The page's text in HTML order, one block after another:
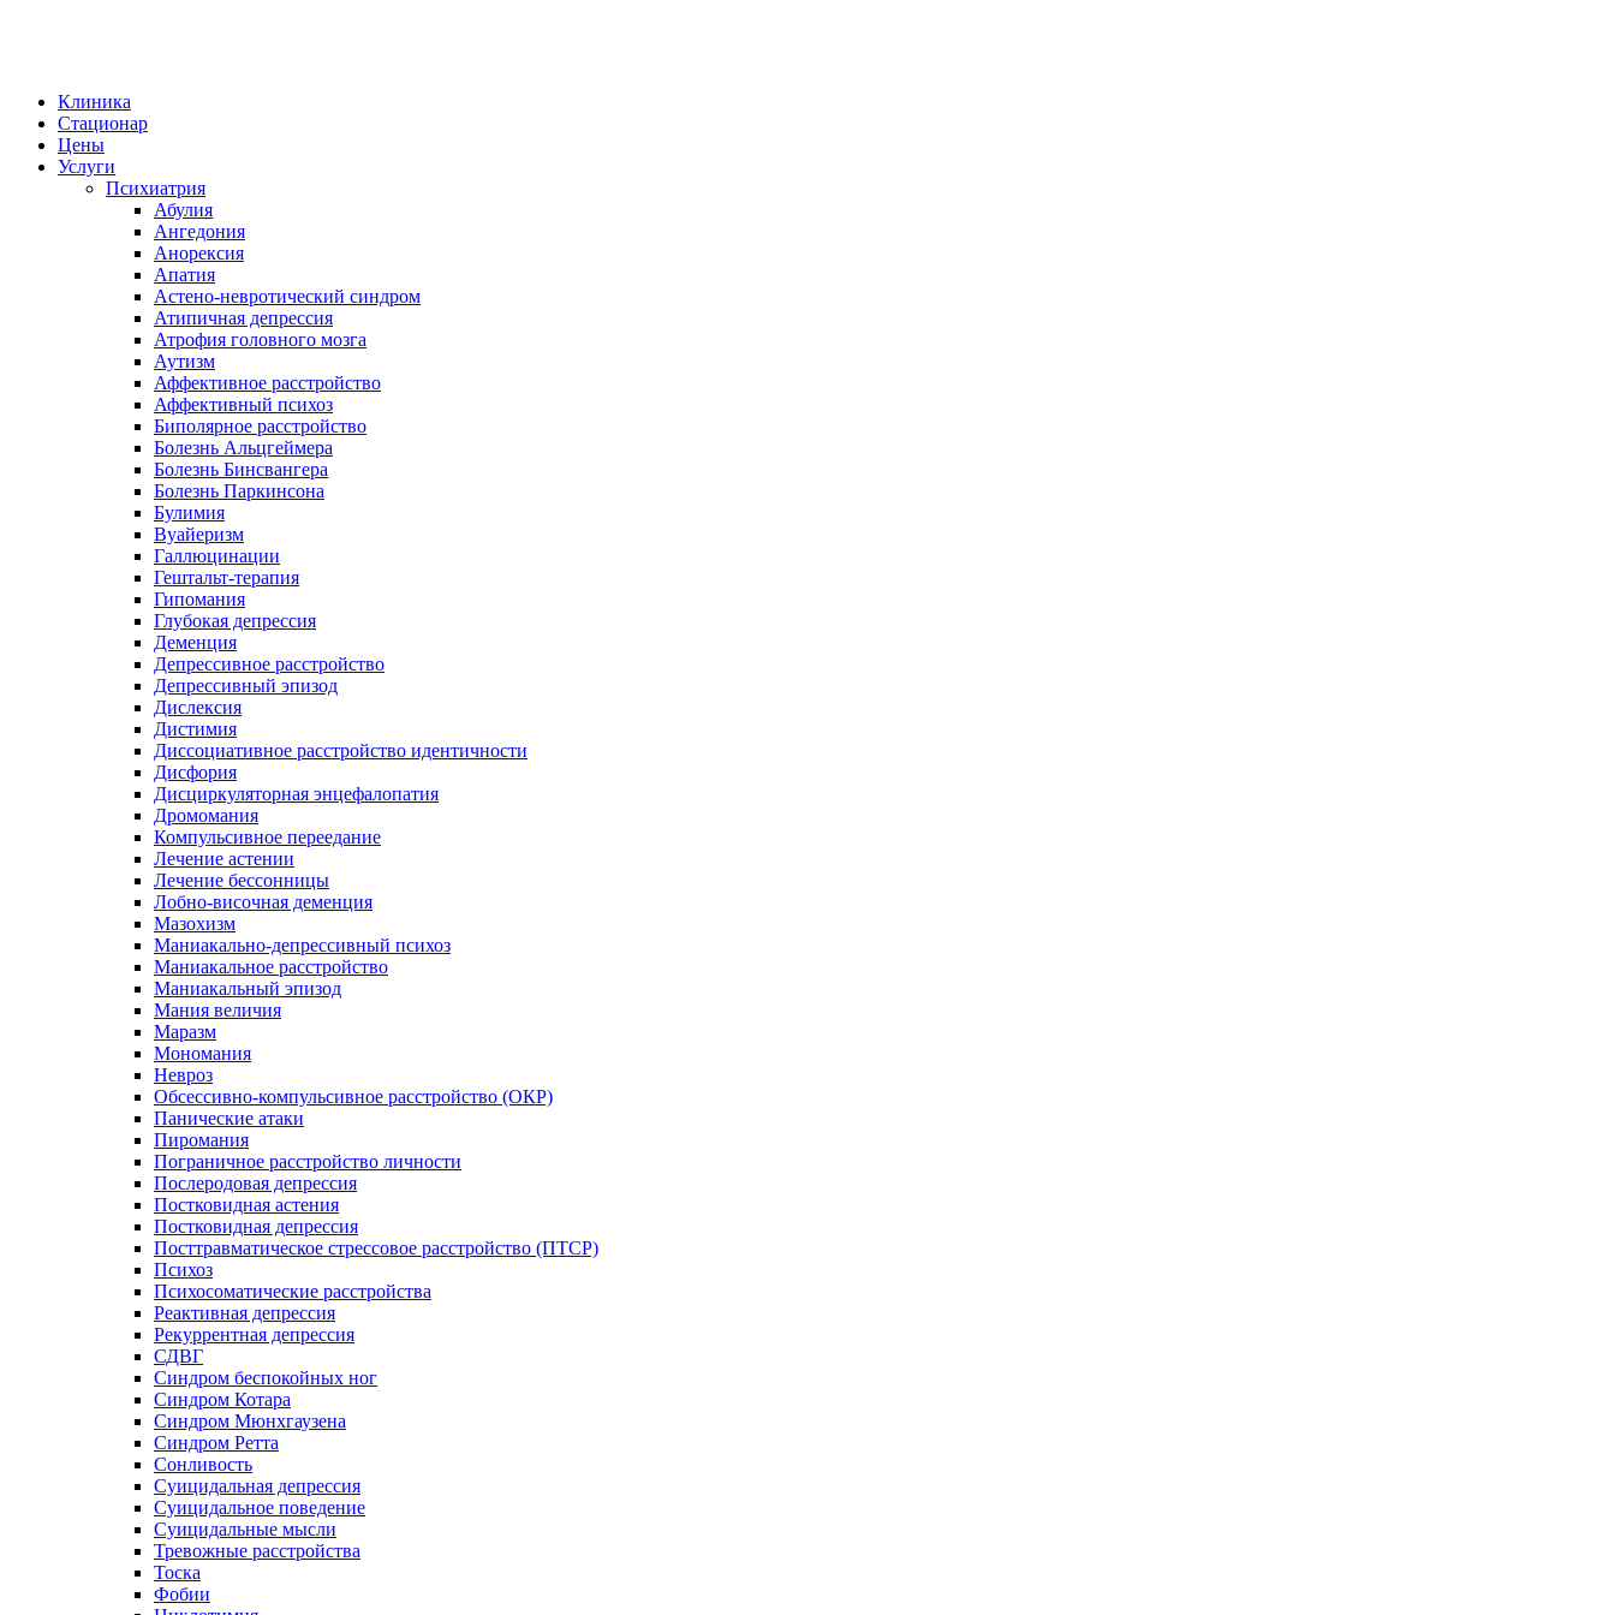
Клиника
Стационар
Цены
Услуги
Психиатрия
Абулия
Ангедония
Анорексия
Апатия
Астено-невротический синдром
Атипичная депрессия
Атрофия головного мозга
Аутизм
Аффективное расстройство
Аффективный психоз
Биполярное расстройство
Болезнь Альцгеймера
Болезнь Бинсвангера
Болезнь Паркинсона
Булимия
Вуайеризм
Галлюцинации
Гештальт-терапия
Гипомания
Глубокая депрессия
Деменция
Депрессивное расстройство
Депрессивный эпизод
Дислексия
Дистимия
Диссоциативное расстройство идентичности
Дисфория
Дисциркуляторная энцефалопатия
Дромомания
Компульсивное переедание
Лечение астении
Лечение бессонницы
Лобно-височная деменция
Мазохизм
Маниакально-депрессивный психоз
Маниакальное расстройство
Маниакальный эпизод
Мания величия
Маразм
Мономания
Невроз
Обсессивно-компульсивное расстройство (ОКР)
Панические атаки
Пиромания
Пограничное расстройство личности
Послеродовая депрессия
Постковидная астения
Постковидная депрессия
Посттравматическое стрессовое расстройство (ПТСР)
Психоз
Психосоматические расстройства
Реактивная депрессия
Рекуррентная депрессия
СДВГ
Синдром беспокойных ног
Синдром Котара
Синдром Мюнхгаузена
Синдром Ретта
Сонливость
Суицидальная депрессия
Суицидальное поведение
Суицидальные мысли
Тревожные расстройства
Тоска
Фобии